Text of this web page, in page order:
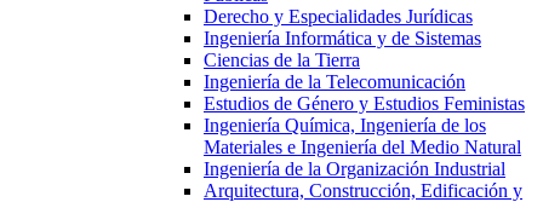
Derecho y Especialidades Jurídicas
Ingeniería Informática y de Sistemas
Ciencias de la Tierra
Ingeniería de la Telecomunicación
Estudios de Género y Estudios Feministas
Ingeniería Química, Ingeniería de los
Materiales e Ingeniería del Medio Natural
Ingeniería de la Organización Industrial
Arquitectura, Construcción, Edificación y